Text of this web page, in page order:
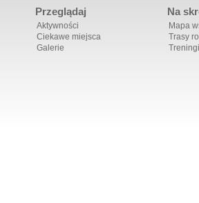
Przeglądaj
Aktywności
Ciekawe miejsca
Galerie
Na
Mapa
Trasy